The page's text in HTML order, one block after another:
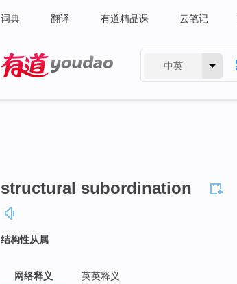
词典 翻译 有道精品课 云笔记
中英
structural subordination
结构性从属
网络释义 英英释义